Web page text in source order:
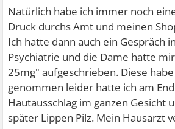
Natürlich habe ich immer noch
Druck durchs Amt und meinen
Ich hatte dann auch ein Gespräch
Psychiatrie und die Dame hatte
25mg" aufgeschrieben. Diese
genommen leider hatte ich am
Hautausschlag im ganzen Gesicht
später Lippen Pilz. Mein Hausarzt